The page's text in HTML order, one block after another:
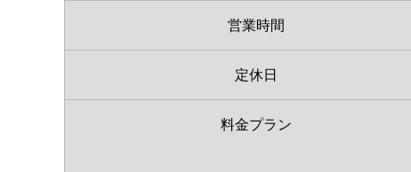
営業時間
定休日
料金プラン